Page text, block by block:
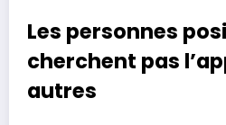
Les personnes
cherchent pas
autres